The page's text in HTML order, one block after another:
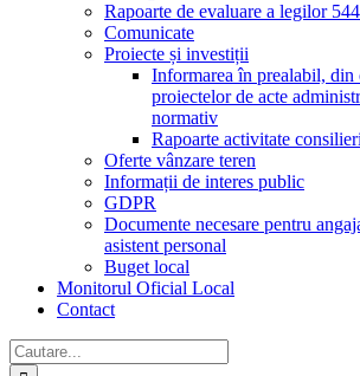
Rapoarte de evaluare a legilor
Comunicate
Proiecte și investiții
Informarea în prealabil, din
proiectelor de acte
normativ
Rapoarte activitate consilieri
Oferte vânzare teren
Informații de interes public
GDPR
Documente necesare pentru
asistent personal
Buget local
Monitorul Oficial Local
Contact
Cautare...